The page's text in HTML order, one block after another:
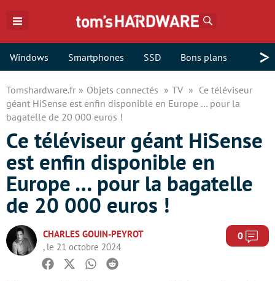
Windows Smartphones SSD Bons plans >
Tomshardware.fr Objets connectés TV
Ce téléviseur
géant HiSense est enfin disponible en Europe … pour la
bagatelle de 20 000 euros !
Ce téléviseur géant HiSense
est enfin disponible en
Europe … pour la bagatelle
de 20 000 euros !
CHARLES GOUIN-PEYROT
, le 21 octobre 2024
0
Facebook
TwitterWhatsapp
Reddit